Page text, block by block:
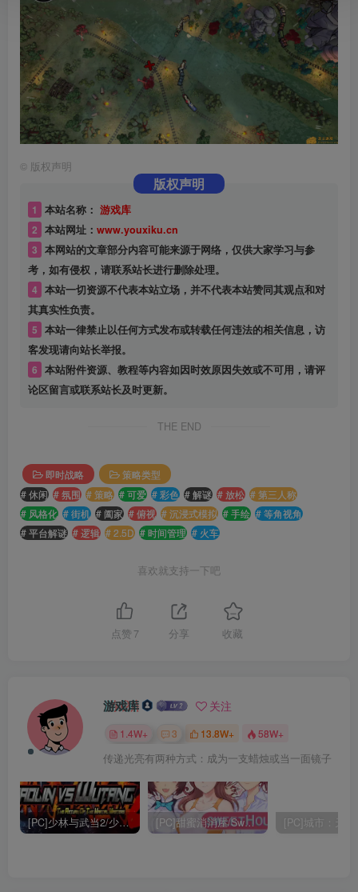
© 版权声明
版权声明
1 本站名称： 游戏库
2 本站网址： www.youxiku.cn
3 本网站的文章部分内容可能来源于网络，仅供大家学习与参
考，如有侵权，请联系站长进行删除处理。
4 本站一切资源不代表本站立场，并不代表本站赞同其观点和对
其真实性负责。
5 本站一律禁止以任何方式发布或转载任何违法的相关信息，访
客发现请向站长举报。
6 本站附件资源、教程等内容如因时效原因失效或不可用，请评
论区留言或联系站长及时更新。
THE END
即时战略
策略类型
# 休闲 # 氛围 # 策略 # 可爱 # 彩色 # 解谜 # 放松 # 第三人称
# 风格化 # 街机 # 阖家 # 俯视 # 沉浸式模拟 # 手绘 # 等角视角
# 平台解谜 # 逻辑 # 2.5D # 时间管理 # 火车
喜欢就支持一下吧
点赞 7 分享 收藏
游戏库 关注
1.4W+ 3 13.8W+ 58W+
传递光亮有两种方式：成为一支蜡烛或当一面镜子
[PC]少林与武当2/少林vs武当2/Shaolin vs Wutang 2 [PC]甜蜜消消屋/Sweet House